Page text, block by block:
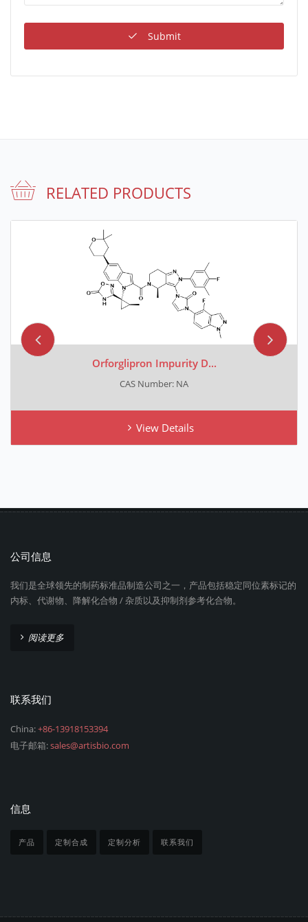
Submit
RELATED PRODUCTS
Orforglipron Impurity D...
CAS Number: NA
View Details
公司信息
我们是全球领先的制药标准品制造公司之一，产品包括稳定同位素标记的
内标、代谢物、降解化合物 / 杂质以及抑制剂参考化合物。
阅读更多
联系我们
China:+86-13918153394
电子邮箱:sales@artisbio.com
信息
产品 定制合成 定制分析 联系我们